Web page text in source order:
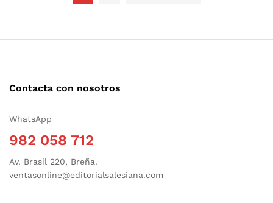
Contacta con nosotros
WhatsApp
982 058 712
Av. Brasil 220, Breña.
ventasonline@editorialsalesiana.com